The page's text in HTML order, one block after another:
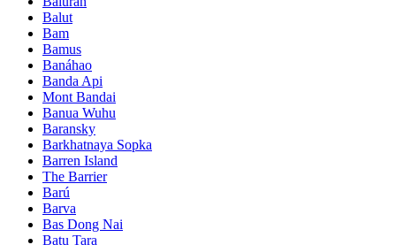
Balut
Bam
Bamus
Banáhao
Banda Api
Mont Bandai
Banua Wuhu
Baransky
Barkhatnaya Sopka
Barren Island
The Barrier
Barú
Barva
Bas Dong Nai
Batu Tara